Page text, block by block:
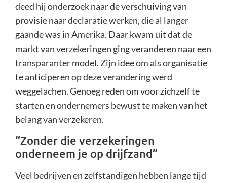
deed hij onderzoek naar de verschuiving van
provisie naar declaratie werken, die al langer
gaande was in Amerika. Daar kwam uit dat de
markt van verzekeringen ging veranderen naar een
transparanter model. Zijn idee om als organisatie
te anticiperen op deze verandering werd
weggelachen. Genoeg reden om voor zichzelf te
starten en ondernemers bewust te maken van het
belang van verzekeren.
“Zonder die verzekeringen
onderneem je op drijfzand”
Veel bedrijven en zelfstandigen hebben lange tijd